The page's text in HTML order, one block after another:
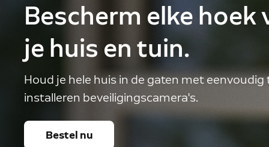
Bescherm elke hoek
je huis en tuin.
Houd je hele huis in de gaten met eenvoudig
installeren beveiligingscamera's.
Bestel nu